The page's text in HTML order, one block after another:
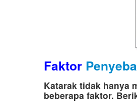
Faktor
Katarak tidak hanya
beberapa faktor.